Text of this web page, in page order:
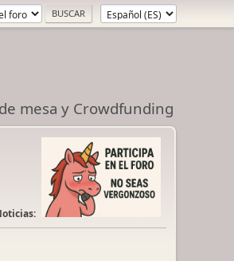
mesa y Crowdfunding